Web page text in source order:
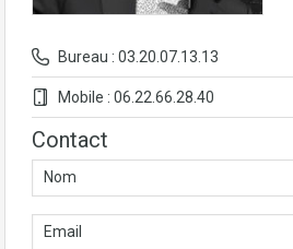
Bureau : 03.20.07.13.13
Mobile : 06.22.66.28.40
Contact